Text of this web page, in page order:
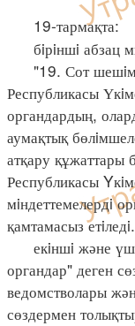
19-тармақта:
бiрiншi абзац
"19. Сот
Республикасы
органдардың,
аумақтық
атқару құжаттары
Республикасы
мiндеттемелердi
қамтамасыз
екiншi және
органдар" деген
ведомстволары
сөздермен